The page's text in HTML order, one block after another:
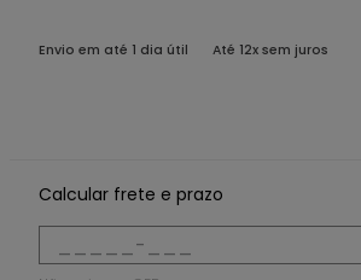
Envio em até 1 dia útil Até 12x sem juros
Calcular frete e prazo